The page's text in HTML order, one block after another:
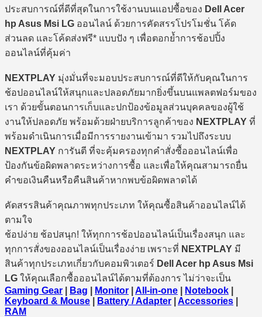
ประสบการณ์ที่ดีที่สุดในการใช้งานบนแอปซื้อของ Dell Acer
hp Asus Msi LG ออนไลน์ ด้วยการคัดสรรโปรโมชั่น โค้ด
ส่วนลด และโค้ดส่งฟรี* แบบปัง ๆ เพื่อตอกย้ำการช้อปปิ้ง
ออนไลน์ที่คุ้มค่า
NEXTPLAY มุ่งมั่นที่จะมอบประสบการณ์ที่ดีให้กับคุณในการ
ช้อปออนไลน์ให้สนุกและปลอดภัยมากยิ่งขึ้นบนแพลตฟอร์มของ
เรา ด้วยขั้นตอนการเก็บและปกป้องข้อมูลส่วนบุคคลของผู้ใช้
งานให้ปลอดภัย พร้อมด้วยฝ่ายบริการลูกค้าของ NEXTPLAY ที่
พร้อมดำเนินการเมื่อมีการรายงานเข้ามา รวมไปถึงระบบ
NEXTPLAY การันตี ที่จะคุ้มครองทุกคำสั่งซื้อออนไลน์เพื่อ
ป้องกันข้อผิดพลาดระหว่างการซื้อ และเพื่อให้คุณสามารถยื่น
คำขอเงินคืนหรือคืนสินค้าหากพบข้อผิดพลาดได้
คัดสรรสินค้าคุณภาพทุกประเภท ให้คุณซื้อสินค้าออนไลน์ได้
ตามใจ
ช้อปง่าย ช้อปสนุก! ให้ทุกการช้อปออนไลน์เป็นเรื่องสนุก และ
ทุกการสั่งของออนไลน์เป็นเรื่องง่าย เพราะที่ NEXTPLAY มี
สินค้าทุกประเภทเกี่ยวกับคอมพิวเตอร์ Dell Acer hp Asus Msi
LG ให้คุณเลือกซื้อออนไลน์ได้ตามที่ต้องการ ไม่ว่าจะเป็น
Gaming Gear
Bag Monitor All-in-one Notebook
Keyboard & Mouse
Battery / Adapter Accessories
RAM